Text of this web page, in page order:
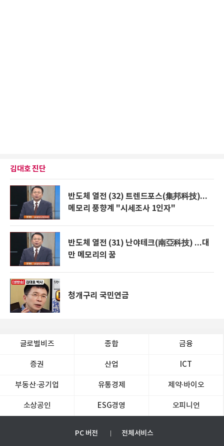
김대호 진단
반도체 열전 (32) 트렌드포스(集邦科技)...
메모리 풍향계 "시세조사 1인자"
반도체 열전 (31) 난야테크(南亞科技) ...대
만 메모리의 꿈
청개구리 국민연금
글로벌비즈 종합 금융
증권 산업 ICT
부동산·공기업 유통경제 제약∙바이오
소상공인 ESG경영 오피니언
PC 버전 전체서비스